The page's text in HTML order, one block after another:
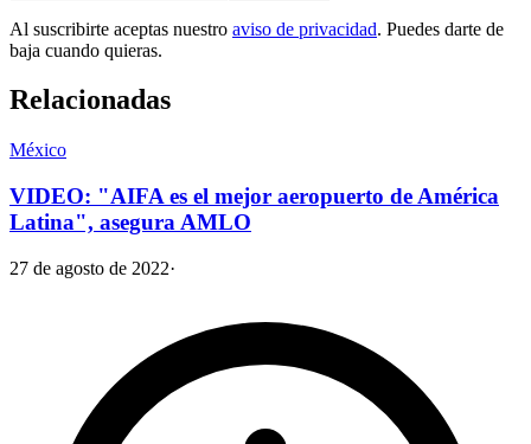
Al suscribirte aceptas nuestro aviso de privacidad. Puedes darte de
baja cuando quieras.
Relacionadas
México
VIDEO: "AIFA es el mejor aeropuerto de América
Latina", asegura AMLO
27 de agosto de 2022·